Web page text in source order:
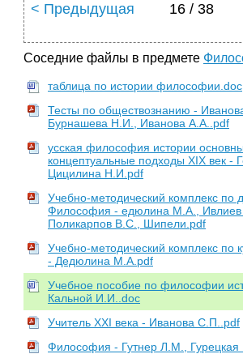
< Предыдущая 16 / 38
Соседние файлы в предмете
таблица по истории философии.doc
Тесты по обществознанию -
Бурнашева Н.И., Иванова А.А..pdf
усская философия истории
концептуальные подходы XIX век -
Цицилина Н.И.pdf
Учебно-методический комплекс по
Философия - едюлина М.А., Ивлиев
Поликарпов В.С., Шипели.pdf
Учебно-методический комплекс по
- Дедюлина М.А.pdf
Учебное пособие по философии
Кальной И.И..doc
Учитель XXI века - Иванова С.П..pdf
Философия - Гутнер Л.М., Гурецкая